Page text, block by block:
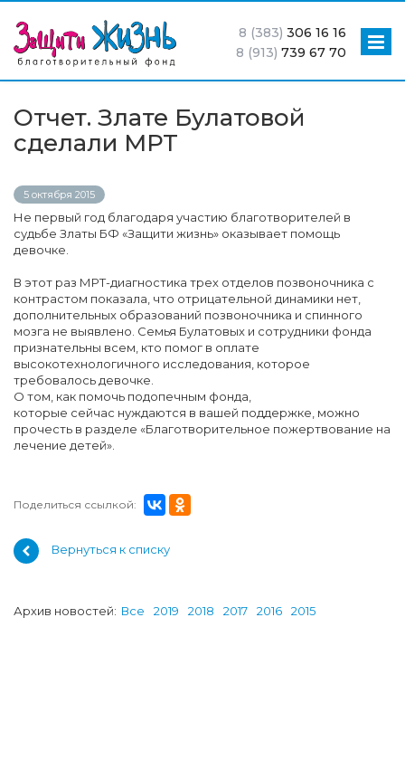
8 (383) 306 16 16
8 (913) 739 67 70
Отчет. Злате Булатовой
сделали МРТ
5 октября 2015
Не первый год благодаря участию благотворителей в
судьбе Златы БФ «Защити жизнь» оказывает помощь
девочке.
В этот раз МРТ-диагностика трех отделов позвоночника с
контрастом показала, что отрицательной динамики нет,
дополнительных образований позвоночника и спинного
мозга не выявлено. Семья Булатовых и сотрудники фонда
признательны всем, кто помог в оплате
высокотехнологичного исследования, которое
требовалось девочке.
О том, как помочь подопечным фонда,
которые сейчас нуждаются в вашей поддержке, можно
прочесть в разделе «Благотворительное пожертвование на
лечение детей».
Поделиться ссылкой:
Вернуться к списку
Архив новостей: Все 2019 2018 2017 2016 2015